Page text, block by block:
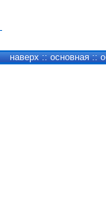
наверх ::основная ::